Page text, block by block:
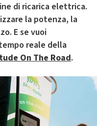
di ricarica elettrica.
la potenza, la
E se vuoi
reale della
On The Road.